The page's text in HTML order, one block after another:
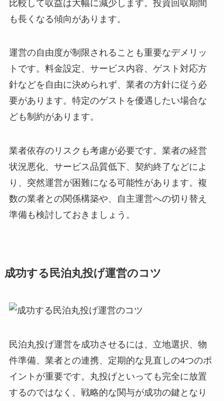
比較して収益は大幅に減少します。投資回収期間
も長くなる傾向があります。
運営の自由度が制限されることも重要なデメリッ
トです。料金設定、サービス内容、ゲスト対応方
針などを自由に決められず、業者の方針に従う必
要があります。特定のゲストを優遇したい場合な
ども制約があります。
業者依存のリスクも考慮が必要です。業者の経営
状況悪化、サービス品質低下、契約終了などによ
り、突然運営が困難になる可能性があります。複
数の業者との関係構築や、自主運営への切り替え
準備も検討しておきましょう。
成功する民泊丸投げ運営のコツ
民泊丸投げ運営を成功させるには、立地選択、物
件準備、業者との連携、定期的な見直しの4つのポ
イントが重要です。丸投げといっても完全に放置
するのではなく、戦略的な関与が成功の鍵となり